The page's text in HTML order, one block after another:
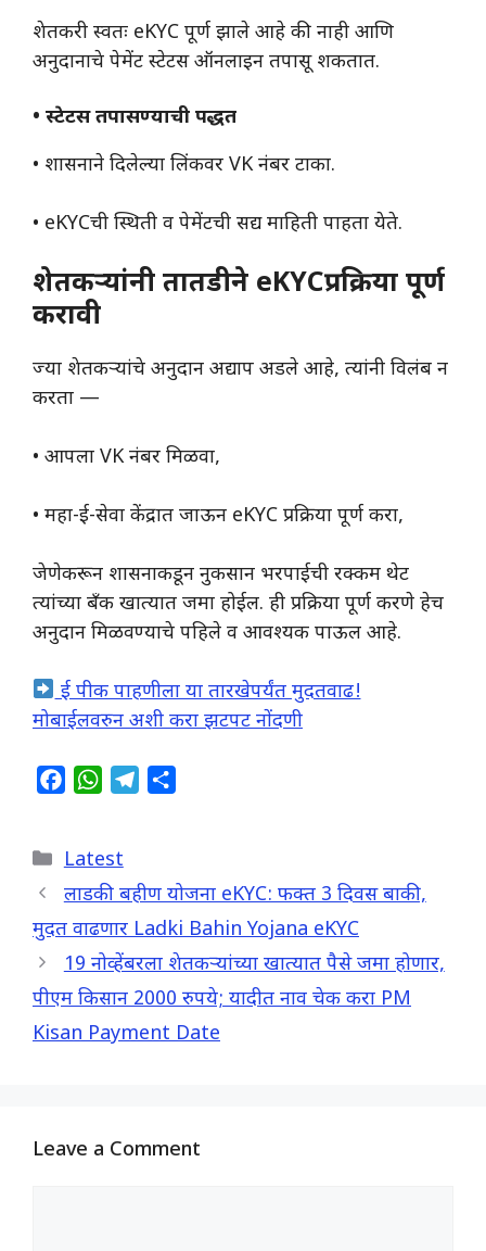
शेतकरी स्वतः eKYC पूर्ण झाले आहे की नाही आणि
अनुदानाचे पेमेंट स्टेटस ऑनलाइन तपासू शकतात.
• स्टेटस तपासण्याची पद्धत
• शासनाने दिलेल्या लिंकवर VK नंबर टाका.
• eKYCची स्थिती व पेमेंटची सद्य माहिती पाहता येते.
शेतकऱ्यांनी तातडीने eKYCप्रक्रिया पूर्ण
करावी
ज्या शेतकऱ्यांचे अनुदान अद्याप अडले आहे, त्यांनी विलंब न
करता —
• आपला VK नंबर मिळवा,
• महा-ई-सेवा केंद्रात जाऊन eKYC प्रक्रिया पूर्ण करा,
जेणेकरून शासनाकडून नुकसान भरपाईची रक्कम थेट
त्यांच्या बँक खात्यात जमा होईल. ही प्रक्रिया पूर्ण करणे हेच
अनुदान मिळवण्याचे पहिले व आवश्यक पाऊल आहे.
ई पीक पाहणीला या तारखेपर्यंत मुदतवाढ!
मोबाईलवरुन अशी करा झटपट नोंदणी
e
b
o
k
W
t
s
A
p
p
g
m
e
Categories
Latest
लाडकी बहीण योजना eKYC: फक्त 3 दिवस बाकी,
मुदत वाढणार Ladki Bahin Yojana eKYC
19 नोव्हेंबरला शेतकऱ्यांच्या खात्यात पैसे जमा होणार,
पीएम किसान 2000 रुपये; यादीत नाव चेक करा PM
Kisan Payment Date
Leave a Comment